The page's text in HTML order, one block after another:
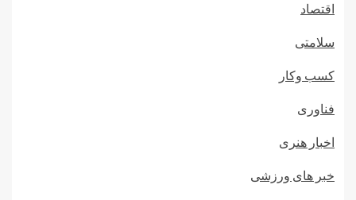
اقتصاد
سلامتی
کسب وکار
فناوری
اخبار هنری
خبر های ورزشی